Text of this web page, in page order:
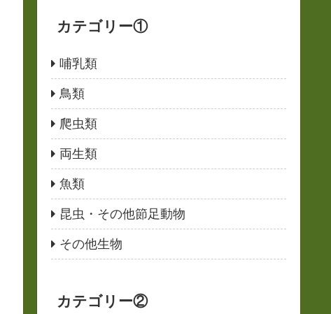
カテゴリー①
哺乳類
鳥類
爬虫類
両生類
魚類
昆虫・その他節足動物
その他生物
カテゴリー②